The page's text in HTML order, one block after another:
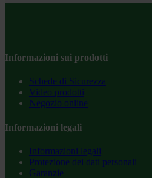
Informazioni sui prodotti
Schede di Sicurezza
Video prodotti
Negozio online
Informazioni legali
Informazioni legali
Protezione dei dati personali
Garanzie